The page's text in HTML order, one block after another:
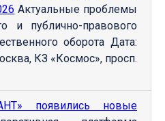
Актуальные проблемы
и публично-правового
оборота Дата:
КЗ «Космос», просп.
появились новые